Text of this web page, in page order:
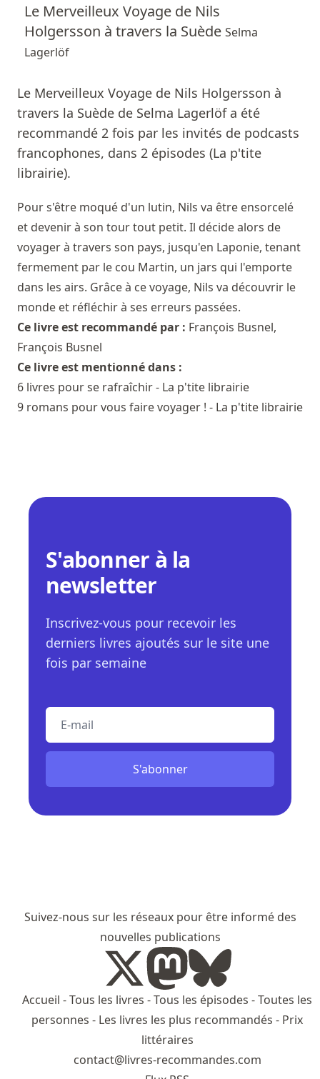
Le Merveilleux Voyage de Nils
Holgersson à travers la Suède Selma
Lagerlöf
Le Merveilleux Voyage de Nils Holgersson à
travers la Suède de Selma Lagerlöf a été
recommandé 2 fois par les invités de podcasts
francophones, dans 2 épisodes (La p'tite
librairie).
Pour s'être moqué d'un lutin, Nils va être ensorcelé
et devenir à son tour tout petit. Il décide alors de
voyager à travers son pays, jusqu'en Laponie, tenant
fermement par le cou Martin, un jars qui l'emporte
dans les airs. Grâce à ce voyage, Nils va découvrir le
monde et réfléchir à ses erreurs passées.
Ce livre est recommandé par : François Busnel,
François Busnel
Ce livre est mentionné dans :
6 livres pour se rafraîchir - La p'tite librairie
9 romans pour vous faire voyager ! - La p'tite librairie
S'abonner à la
newsletter
Inscrivez-vous pour recevoir les
derniers livres ajoutés sur le site une
fois par semaine
S'abonner
Suivez-nous sur les réseaux pour être informé des
nouvelles publications
Accueil -Tous les livres -Tous les épisodes -Toutes les
personnes - Les livres les plus recommandés - Prix
littéraires
contact@livres-recommandes.com